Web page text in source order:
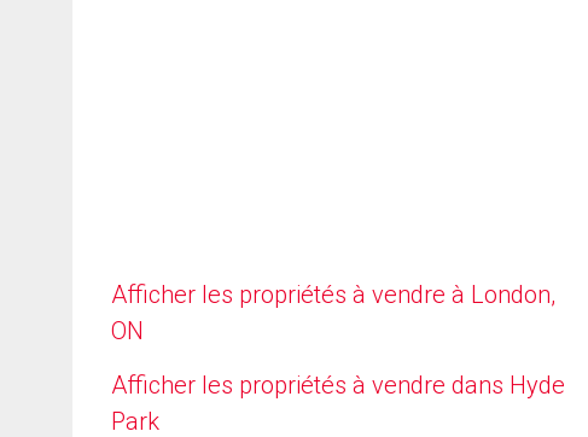
Afficher les propriétés à vendre à London,
ON
Afficher les propriétés à vendre dans Hyde
Park